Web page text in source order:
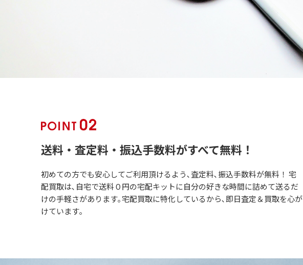
送料・査定料・振込手数料がすべて無料！
初めての方でも安心してご利用頂けるよう､査定料､振込手数料が無料！ 宅
配買取は､自宅で送料０円の宅配キットに自分の好きな時間に詰めて送るだ
けの手軽さがあります｡宅配買取に特化しているから､即日査定＆買取を心が
けています｡